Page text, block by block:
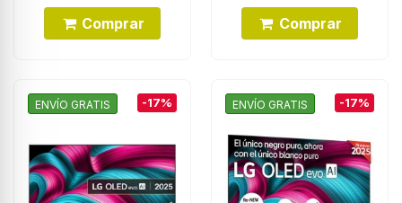
Comprar Comprar
ENVÍO GRATIS -17% ENVÍO GRATIS -17%